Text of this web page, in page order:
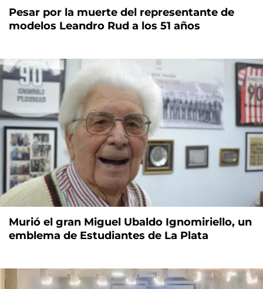
Pesar por la muerte del representante de
modelos Leandro Rud a los 51 años
Murió el gran Miguel Ubaldo Ignomiriello, un
emblema de Estudiantes de La Plata